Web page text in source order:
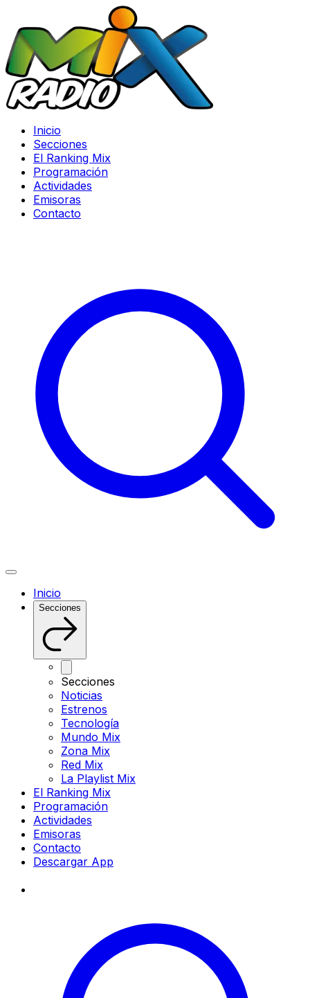
Inicio
Secciones
El Ranking Mix
Programación
Actividades
Emisoras
Contacto
Inicio
Secciones
Secciones
Noticias
Estrenos
Tecnología
Mundo Mix
Zona Mix
Red Mix
La Playlist Mix
El Ranking Mix
Programación
Actividades
Emisoras
Contacto
Descargar App